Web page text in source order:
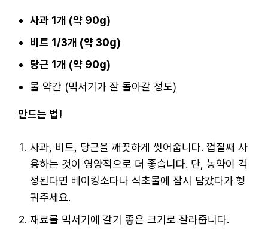
사과 1개 (약 90g)
비트 1/3개 (약 30g)
당근 1개 (약 90g)
물 약간 (믹서기가 잘 돌아갈 정도)
만드는 법!
사과, 비트, 당근을 깨끗하게 씻어줍니다. 껍질째 사
용하는 것이 영양적으로 더 좋습니다. 단, 농약이 걱
정된다면 베이킹소다나 식초물에 잠시 담갔다가 헹
궈주세요.
재료를 믹서기에 갈기 좋은 크기로 잘라줍니다.